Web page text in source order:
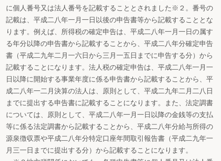
に個人番号又は法人番号を記載することとされました※２。番号の
記載は、平成二八年一月一日以後の申告書等から記載することとな
ります。例えば、所得税の確定申告は、平成二八年一月一日の属す
る年分以降の申告書から記載することから、平成二八年分確定申告
書（平成二九年二月一六日から三月一五日までに申告する分）から
記載することになります。法人税の確定申告は、平成二八年一月一
日以降に開始する事業年度に係る申告書から記載することから、平
成二八年一二月決算の法人は、原則として、平成二九年二月二八日
までに提出する申告書に記載することになります。また、法定調書
については、原則として、平成二八年一月一日以降の金銭等の支払
等に係る法定調書から記載することから、平成二八年分給与所得の
源泉徴収票や平成二八年分特定口座年間取引報告書（平成二九年一
月三一日までに提出する分）から記載することになります。